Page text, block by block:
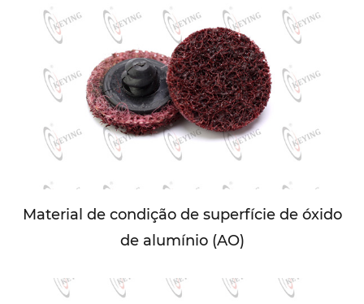
Material de condição de superfície de óxido
de alumínio (AO)